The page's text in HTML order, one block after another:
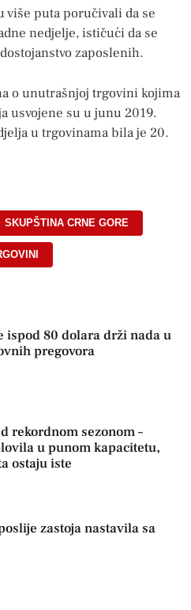
više puta poručivali da se
nedjelje, ističući da se
zaposlenih.
o unutrašnjoj trgovini kojima
usvojene su u junu 2019.
u trgovinama bila je 20.
SKUPŠTINA CRNE GORE
ispod 80 dolara drži nada u
pregovora
rekordnom sezonom –
u punom kapacitetu,
ostaju iste
zastoja nastavila sa